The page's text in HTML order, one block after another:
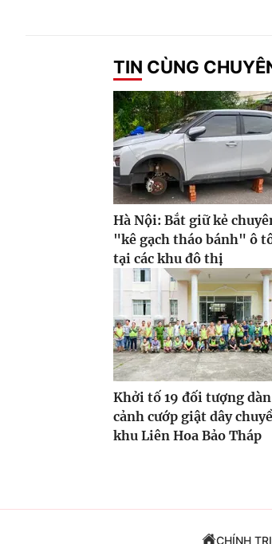
TIN CÙNG
Hà Nội: Bắt giữ kẻ
"kê gạch tháo bánh" ô
tại các khu đô thị
Khởi tố 19 đối tượng dàn
cảnh cướp giật dây
khu Liên Hoa Bảo Tháp
CHÍNH TRỊ